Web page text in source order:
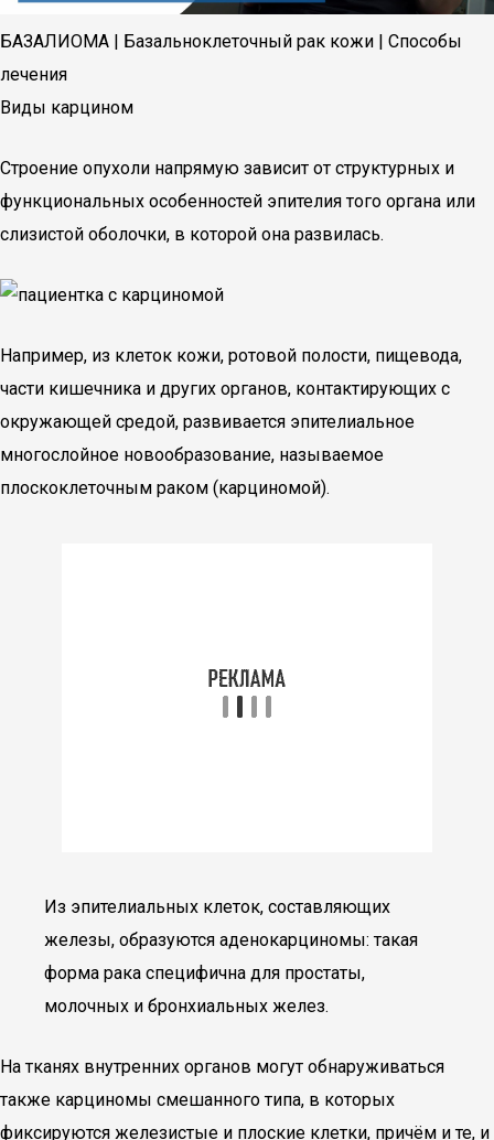
БАЗАЛИОМА | Базальноклеточный рак кожи | Способы
лечения
Виды карцином
Строение опухоли напрямую зависит от структурных и
функциональных особенностей эпителия того органа или
слизистой оболочки, в которой она развилась.
Например, из клеток кожи, ротовой полости, пищевода,
части кишечника и других органов, контактирующих с
окружающей средой, развивается эпителиальное
многослойное новообразование, называемое
плоскоклеточным раком (карциномой).
Из эпителиальных клеток, составляющих
железы, образуются аденокарциномы: такая
форма рака специфична для простаты,
молочных и бронхиальных желез.
На тканях внутренних органов могут обнаруживаться
также карциномы смешанного типа, в которых
фиксируются железистые и плоские клетки, причём и те, и